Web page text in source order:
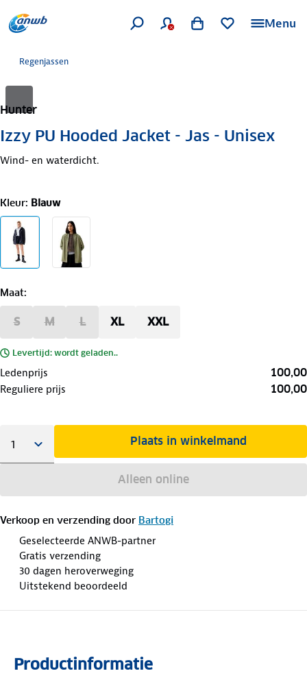
Menu
Regenjassen
Hunter
Izzy PU Hooded Jacket - Jas - Unisex
Wind- en waterdicht.
Kleur: Blauw
Maat:
S M L XL XXL
Levertijd: wordt geladen..
Ledenprijs 100,00
Reguliere prijs 100,00
Plaats in winkelmand
Alleen online
Verkoop en verzending door Bartogi
Geselecteerde ANWB-partner
Gratis verzending
30 dagen heroverweging
Uitstekend beoordeeld
Productinformatie